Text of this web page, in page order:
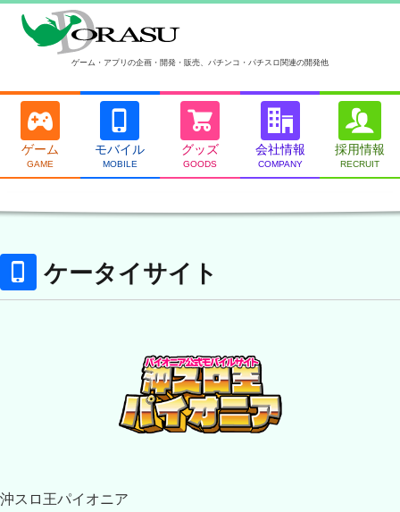
ゲーム・アプリの企画・開発・販売、パチンコ・パチスロ関連の開発他
ゲーム
GAME
モバイル
MOBILE
グッズ
GOODS
会社情報
COMPANY
採用情報
RECRUIT
ケータイサイト
沖スロ王パイオニア